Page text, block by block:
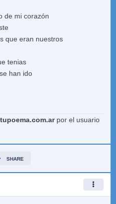
de mi corazón
que eran nuestros
tenias
han ido
tupoema.com.arpor el usuario
SHARE